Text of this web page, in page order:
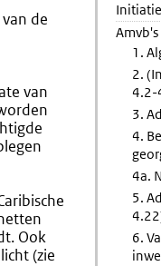
Bekendmaking
de
van
Ook
(zie
1.
2.
4.2-
3.
4.
4a.
5.
6.